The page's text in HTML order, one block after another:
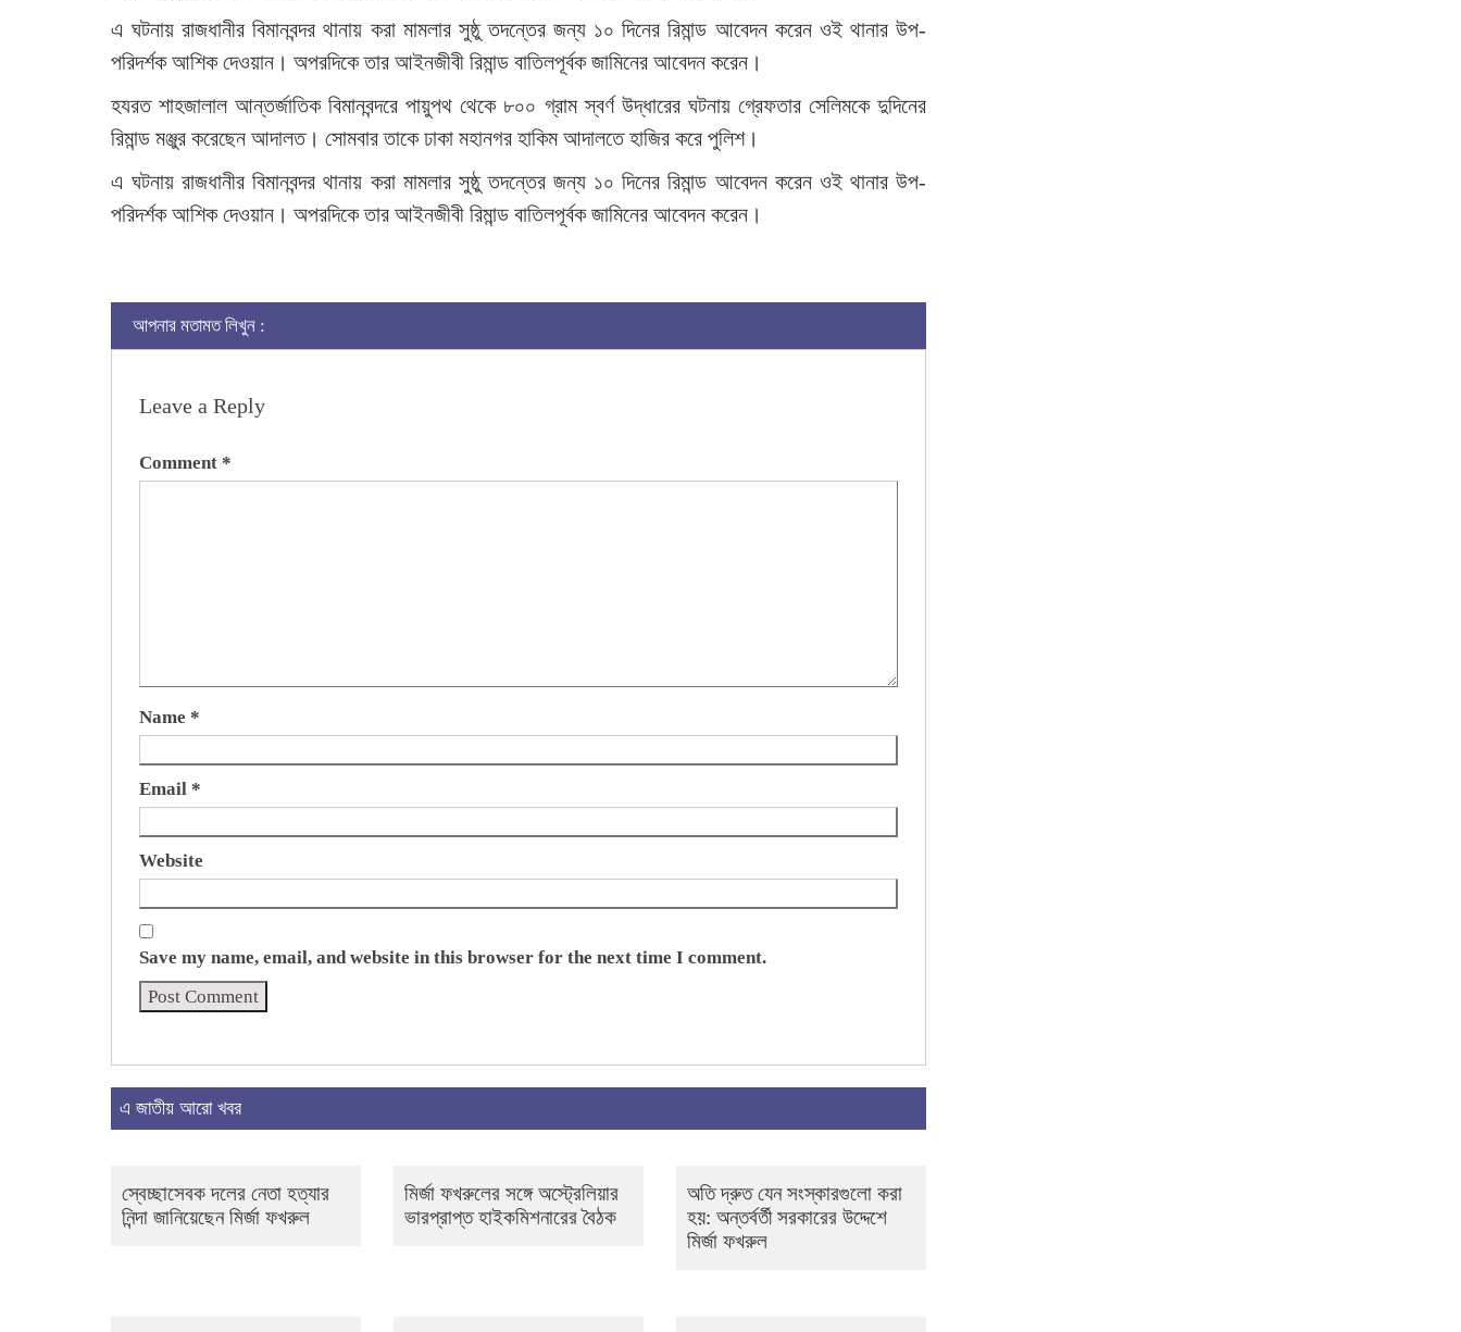
এ ঘটনায় রাজধানীর বিমানবন্দর থানায় করা মামলার সুষ্ঠু তদন্তের জন্য ১০ দিনের রিমান্ড আবেদন করেন ওই থানার উপ-
পরিদর্শক আশিক দেওয়ান। অপরদিকে তার আইনজীবী রিমান্ড বাতিলপূর্বক জামিনের আবেদন করেন।
হযরত শাহজালাল আন্তর্জাতিক বিমানবন্দরে পায়ুপথ থেকে ৮০০ গ্রাম স্বর্ণ উদ্ধারের ঘটনায় গ্রেফতার সেলিমকে দুদিনের
রিমান্ড মঞ্জুর করেছেন আদালত। সোমবার তাকে ঢাকা মহানগর হাকিম আদালতে হাজির করে পুলিশ।
এ ঘটনায় রাজধানীর বিমানবন্দর থানায় করা মামলার সুষ্ঠু তদন্তের জন্য ১০ দিনের রিমান্ড আবেদন করেন ওই থানার উপ-
পরিদর্শক আশিক দেওয়ান। অপরদিকে তার আইনজীবী রিমান্ড বাতিলপূর্বক জামিনের আবেদন করেন।
আপনার মতামত লিখুন :
Leave a Reply
Comment *
Name *
Email *
Website
Save my name, email, and website in this browser for the next time I comment.
এ জাতীয় আরো খবর
স্বেচ্ছাসেবক দলের নেতা হত্যার
নিন্দা জানিয়েছেন মির্জা ফখরুল
মির্জা ফখরুলের সঙ্গে অস্ট্রেলিয়ার
ভারপ্রাপ্ত হাইকমিশনারের বৈঠক
অতি দ্রুত যেন সংস্কারগুলো করা
হয়: অন্তর্বর্তী সরকারের উদ্দেশে
মির্জা ফখরুল